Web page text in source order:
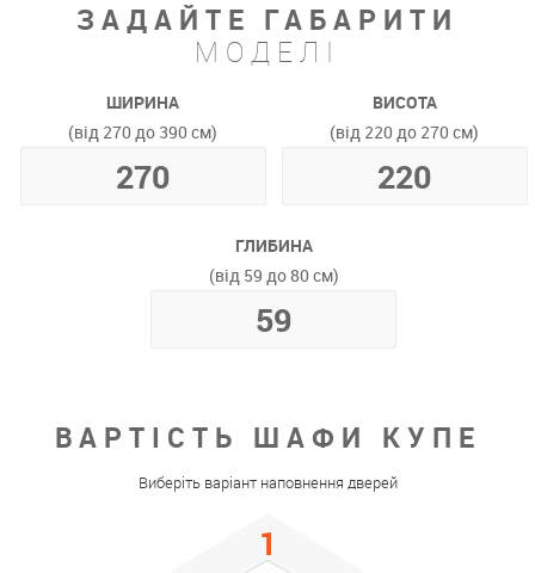
ЗАДАЙТЕ ГАБАРИТИ
МОДЕЛІ
ШИРИНА
(від 270 до 390 см)
ВИСОТА
(від 220 до 270 см)
ГЛИБИНА
(від 59 до 80 см)
ВАРТІСТЬ ШАФИ КУПЕ
Виберіть варіант наповнення дверей